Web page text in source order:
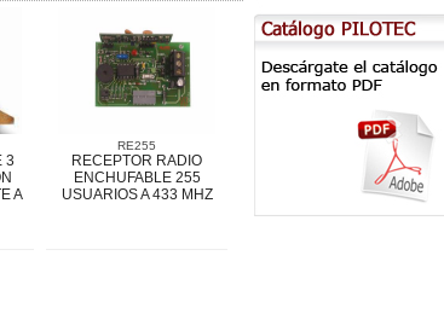
3
A
RE255
RECEPTOR RADIO
ENCHUFABLE 255
USUARIOS A 433 MHZ